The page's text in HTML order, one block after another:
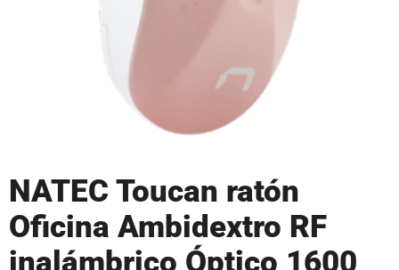
NATEC Toucan ratón
Oficina Ambidextro RF
inalámbrico Óptico 1600